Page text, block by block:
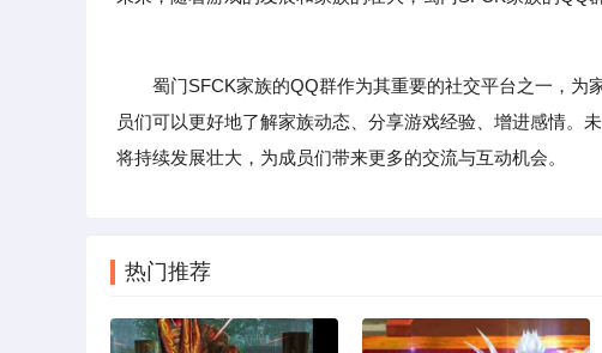
蜀门SFCK家族的QQ群作为其重要的社交平台之一，为
员们可以更好地了解家族动态、分享游戏经验、增进感情。
将持续发展壮大，为成员们带来更多的交流与互动机会。
热门推荐